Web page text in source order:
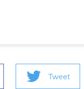
Tweet